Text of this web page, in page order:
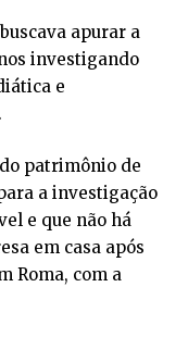
apurar a
investigando
e
patrimônio de
a investigação
e que não há
em casa após
Roma, com a